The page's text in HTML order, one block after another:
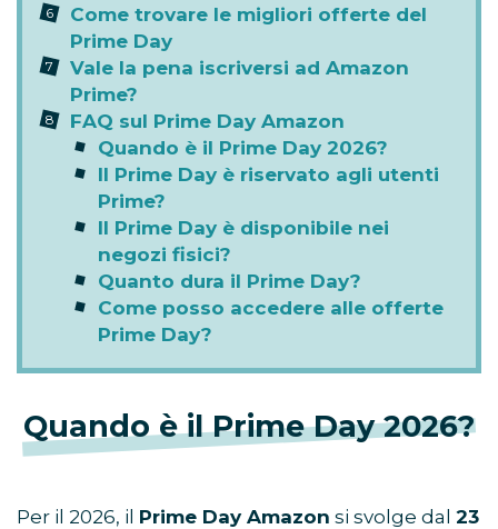
Come trovare le migliori offerte del
Prime Day
Vale la pena iscriversi ad Amazon
Prime?
FAQ sul Prime Day Amazon
Quando è il Prime Day 2026?
Il Prime Day è riservato agli utenti
Prime?
Il Prime Day è disponibile nei
negozi fisici?
Quanto dura il Prime Day?
Come posso accedere alle offerte
Prime Day?
Quando è il Prime Day 2026?
Per il 2026, il Prime Day Amazon si svolge dal 23